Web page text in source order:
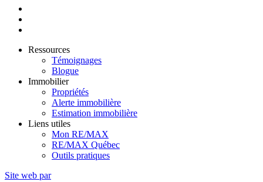
Ressources
Témoignages
Blogue
Immobilier
Propriétés
Alerte immobilière
Estimation immobilière
Liens utiles
Mon RE/MAX
RE/MAX Québec
Outils pratiques
Site web par